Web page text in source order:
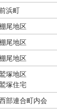
浜町
尾地区
尾地区
尾地区
塚地区
塚住宅
部連合町内会